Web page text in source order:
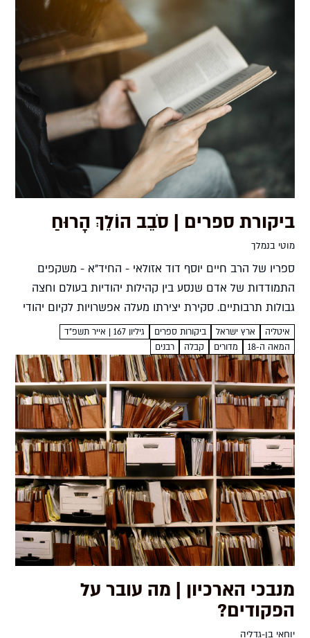
ביקורת ספרים | סֹבֵב הוֹלֵךְ הָרוּחַ
מוטי בנמלך
ספריו של הרב חיים יוסף דוד אזולאי - החיד"א - משקפים
התמודדות של אדם שנסע בין קהילות יהודיות בעולם וחצה
גבולות תרבותיים. סקירת יצירתו מעלה אפשרויות לקיום יהודי
אחר מוטי בנמלך סֹבֵב הוֹלֵךְ הָרוּחַמרחבים תרבותיים...
איטליה ארץ ישראל ביקורות ספרים
גיליון 167 | אייר תשפ"ד
המאה ה-18
מדורים קבלה רבנים
מנבכי הארכיון | מה עובר על
הפקודים?
יוחאי בן-גדליה